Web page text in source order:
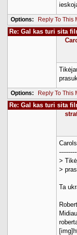
Options: Reply To This
Re: Gal kas turi sita
Options: Reply To This
Re: Gal kas turi sita
>
>
Ta